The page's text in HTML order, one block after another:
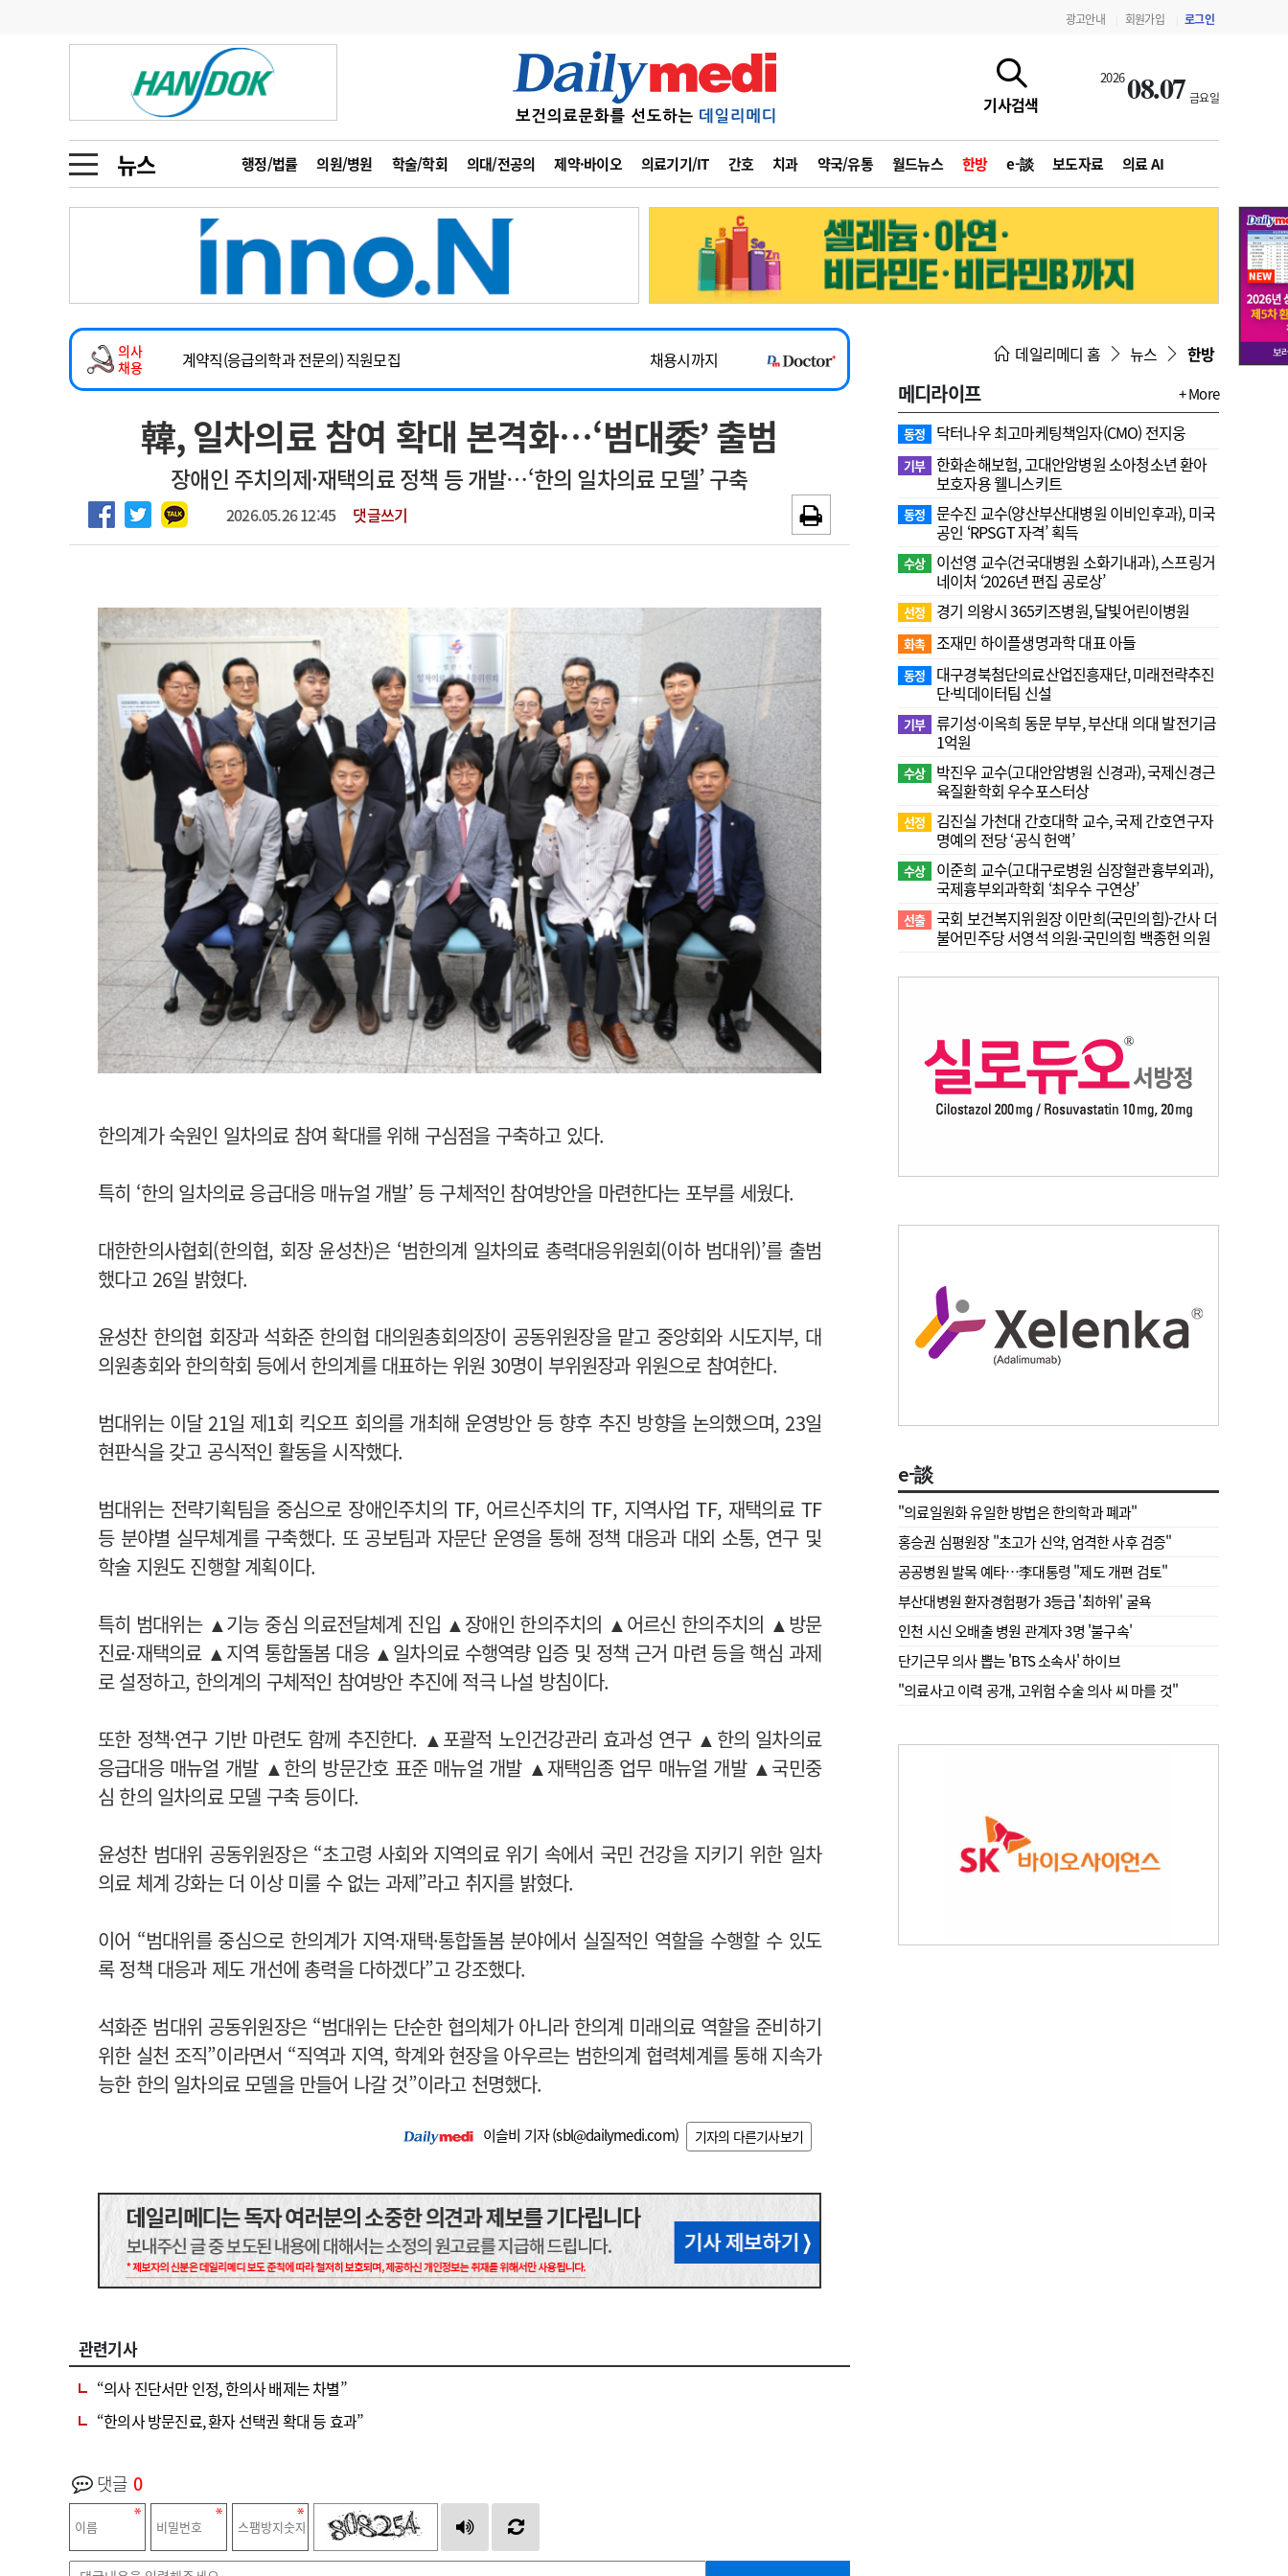
광고안내 회원가입 로그인
기사검색
202608.07 금요일
뉴스 행정/법률 의원/병원 학술/학회 의대/전공의 제약·바이오 의료기기/IT 간호 치과 약국/유통 월드뉴스 한방 e-談 보도자료 의료 AI
금주의 검색어
1
의사인력 수급 추계
3
AI의료
4
전공의 모집 결과
6
관리급여 실시
지필공 지원책
수련환경 개선
의과대학 입시
인사 사고
오피니언 수첩
인물 초대석 피플
동영상뉴스
포토뉴스
메디 Hospital 지역병원 중소병원
인포메이션 행정처분 판례 정책/통계 공시 지침·기준·평가 약제급여 심사 결과
고객센터 회사소개 법적고지 광고안내
의사
채용
2026년 하반기 인턴 모집
마취통증의학과 임기제 임상의사 채용
채용시까지
소아청소년과(소아응급전담) 계약직 의사 공개채용
채용시까지
2026년 하반기 인턴 모집
~2026-08-31
마취통증의학과 임기제 임상의사 채용
채용시까지
韓, 일차의료 참여 확대 본격화…‘범대委’ 출범
장애인 주치의제·재택의료 정책 등 개발…‘한의 일차의료 모델’ 구축
2026.05.26 12:45 댓글쓰기
한의계가 숙원인 일차의료 참여 확대를 위해 구심점을 구축하고 있다.
특히 ‘한의 일차의료 응급대응 매뉴얼 개발’ 등 구체적인 참여방안을 마련한다는 포부를 세웠다.
대한한의사협회(한의협, 회장 윤성찬)은 ‘범한의계 일차의료 총력대응위원회(이하 범대위)’를 출범
했다고 26일 밝혔다.
윤성찬 한의협 회장과 석화준 한의협 대의원총회의장이 공동위원장을 맡고 중앙회와 시도지부, 대
의원총회와 한의학회 등에서 한의계를 대표하는 위원 30명이 부위원장과 위원으로 참여한다.
범대위는 이달 21일 제1회 킥오프 회의를 개최해 운영방안 등 향후 추진 방향을 논의했으며, 23일
현판식을 갖고 공식적인 활동을 시작했다.
범대위는 전략기획팀을 중심으로 장애인주치의 TF, 어르신주치의 TF, 지역사업 TF, 재택의료 TF
등 분야별 실무체계를 구축했다. 또 공보팀과 자문단 운영을 통해 정책 대응과 대외 소통, 연구 및
학술 지원도 진행할 계획이다.
특히 범대위는 ▲기능 중심 의료전달체계 진입 ▲장애인 한의주치의 ▲어르신 한의주치의 ▲방문
진료·재택의료 ▲지역 통합돌봄 대응 ▲일차의료 수행역량 입증 및 정책 근거 마련 등을 핵심 과제
로 설정하고, 한의계의 구체적인 참여방안 추진에 적극 나설 방침이다.
또한 정책·연구 기반 마련도 함께 추진한다. ▲포괄적 노인건강관리 효과성 연구 ▲한의 일차의료
응급대응 매뉴얼 개발 ▲한의 방문간호 표준 매뉴얼 개발 ▲재택임종 업무 매뉴얼 개발 ▲국민중
심 한의 일차의료 모델 구축 등이다.
윤성찬 범대위 공동위원장은 “초고령 사회와 지역의료 위기 속에서 국민 건강을 지키기 위한 일차
의료 체계 강화는 더 이상 미룰 수 없는 과제”라고 취지를 밝혔다.
이어 “범대위를 중심으로 한의계가 지역·재택·통합돌봄 분야에서 실질적인 역할을 수행할 수 있도
록 정책 대응과 제도 개선에 총력을 다하겠다”고 강조했다.
석화준 범대위 공동위원장은 “범대위는 단순한 협의체가 아니라 한의계 미래의료 역할을 준비하기
위한 실천 조직”이라면서 “직역과 지역, 학계와 현장을 아우르는 범한의계 협력체계를 통해 지속가
능한 한의 일차의료 모델을 만들어 나갈 것”이라고 천명했다.
이슬비 기자 (sbl@dailymedi.com) 기자의 다른기사보기
관련기사
“의사 진단서만 인정, 한의사 배제는 차별”
“한의사 방문진료, 환자 선택권 확대 등 효과”
댓글 0
데일리메디 홈 뉴스 한방
메디라이프 + More
동정 닥터나우 최고마케팅책임자(CMO) 전지웅
기부 한화손해보험, 고대안암병원 소아청소년 환아
보호자용 웰니스키트
동정
문수진 교수( 양산부산대병원 이비인후과), 미국
공인 ‘RPSGT 자격’ 획득
수상
이선영 교수(건국대병원 소화기내과), 스프링거
네이처 ‘2026년 편집 공로상’
선정 경기 의왕시 365키즈병원, 달빛어린이병원
화촉 조재민 하이플생명과학 대표 아들
동정
대구경북첨단의료산업진흥재단, 미래전략추진
단·빅데이터팀 신설
기부 류기성·이옥희 동문 부부, 부산대 의대 발전기금
1억원
수상
박진우 교수(고대안암병원 신경과), 국제신경근
육질환학회 우수포스터상
선정
김진실 가천대 간호대학 교수, 국제 간호연구자
명예의 전당 ‘공식 헌액’
수상
이준희 교수(고대구로병원 심장혈관흉부외과),
국제흉부외과학회 ‘최우수 구연상’
선출 국회 보건복지위원장 이만희(국민의힘)-간사 더
불어민주당 서영석 의원·국민의힘 백종헌 의원
e-談
"의료일원화 유일한 방법은 한의학과 폐과"
홍승권 심평원장 " 초고가 신약, 엄격한 사후 검증"
공공병원 발목 예타…李대통령 "제도 개편 검토"
부산대병원 환자경험평가 3등급 '최하위' 굴욕
인천 시신 오배출 병원 관계자 3명 '불구속'
단기근무 의사 뽑는 'BTS 소속사' 하이브
"의료사고 이력 공개, 고위험 수술 의사 씨 마를 것"